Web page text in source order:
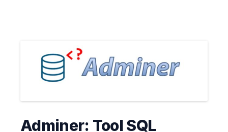
Adminer: Tool SQL